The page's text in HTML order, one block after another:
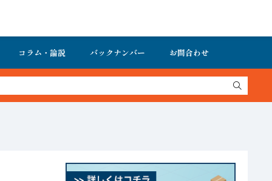
コラム・論説 バックナンバー お問合わせ